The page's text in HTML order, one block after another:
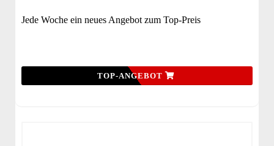
Jede Woche ein neues Angebot zum Top-Preis
TOP-ANGEBOT